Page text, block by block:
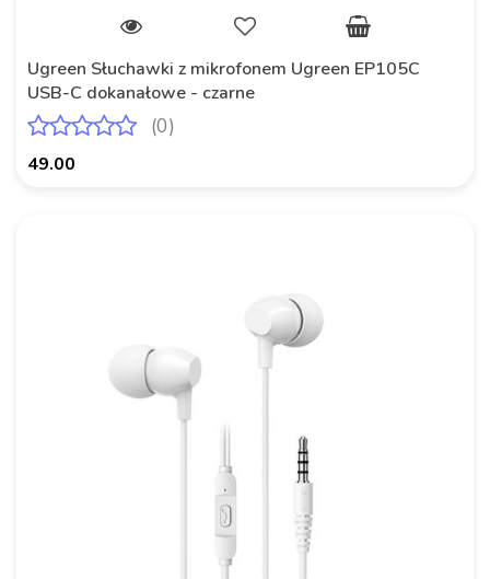
Ugreen Słuchawki z mikrofonem Ugreen EP105C
USB-C dokanałowe - czarne
(0)
49.00